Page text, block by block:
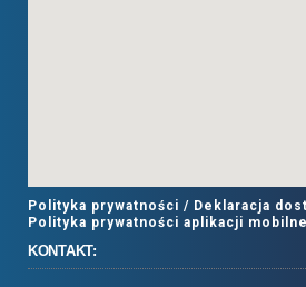
Polityka prywatności / Deklaracja
Polityka prywatności aplikacji
KONTAKT: